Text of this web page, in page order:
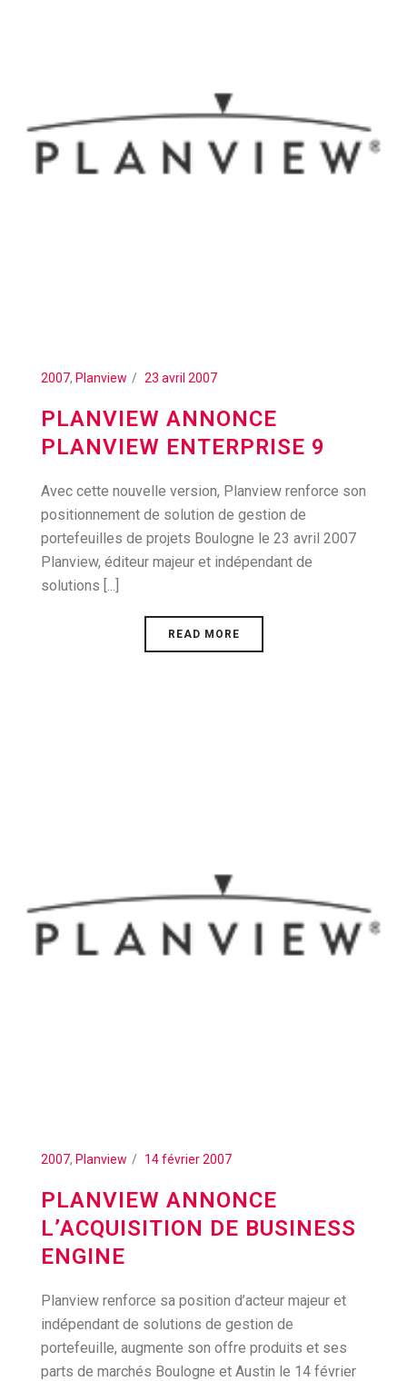
2007, Planview 23 avril 2007
PLANVIEW ANNONCE
PLANVIEW ENTERPRISE 9
Avec cette nouvelle version, Planview renforce son
positionnement de solution de gestion de
portefeuilles de projets Boulogne le 23 avril 2007
Planview, éditeur majeur et indépendant de
solutions [...]
READ MORE
2007, Planview 14 février 2007
PLANVIEW ANNONCE
L’ACQUISITION DE BUSINESS
ENGINE
Planview renforce sa position d’acteur majeur et
indépendant de solutions de gestion de
portefeuille, augmente son offre produits et ses
parts de marchés Boulogne et Austin le 14 février